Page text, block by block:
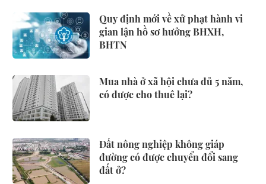
Quy định mới về xử phạt hành vi
gian lận hồ sơ hưởng BHXH,
BHTN
Mua nhà ở xã hội chưa đủ 5 năm,
có được cho thuê lại?
Đất nông nghiệp không giáp
đường có được chuyển đổi sang
đất ở?